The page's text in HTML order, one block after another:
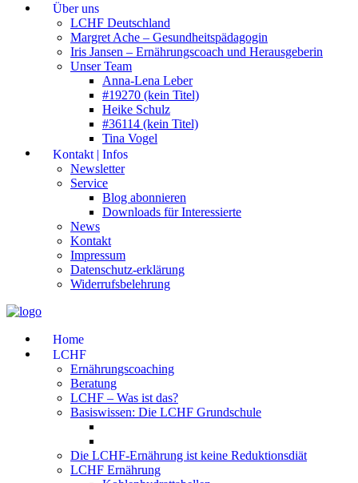
Über uns
LCHF Deutschland
Margret Ache – Gesundheitspädagogin
Iris Jansen – Ernährungscoach und Herausgeberin
Unser Team
Anna-Lena Leber
#19270 (kein Titel)
Heike Schulz
#36114 (kein Titel)
Tina Vogel
Kontakt | Infos
Newsletter
Service
Blog abonnieren
Downloads für Interessierte
News
Kontakt
Impressum
Datenschutz-erklärung
Widerrufsbelehrung
Home
LCHF
Ernährungscoaching
Beratung
LCHF – Was ist das?
Basiswissen: Die LCHF Grundschule
Die LCHF-Ernährung ist keine Reduktionsdiät
LCHF Ernährung